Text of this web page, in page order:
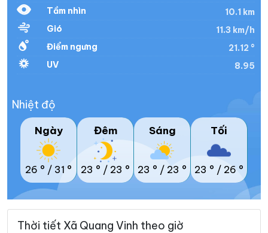
Tầm nhìn
10.1 km
Gió
11.3 km/h
Điểm ngưng
21.12 °
UV
8.95
Nhiệt độ
Ngày
26 ° / 31 °
Đêm
23 ° / 23 °
Sáng
23 ° / 23 °
Tối
23 ° / 26 °
Thời tiết Xã Quang Vinh theo giờ